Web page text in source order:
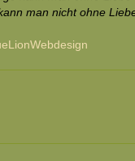
man nicht ohne